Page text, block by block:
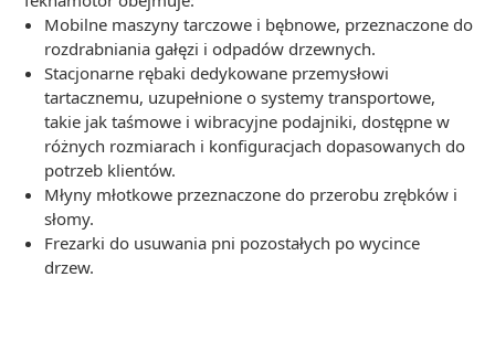
Mobilne maszyny tarczowe i bębnowe, przeznaczone do
rozdrabniania gałęzi i odpadów drzewnych.
Stacjonarne rębaki dedykowane przemysłowi
tartacznemu, uzupełnione o systemy transportowe,
takie jak taśmowe i wibracyjne podajniki, dostępne w
różnych rozmiarach i konfiguracjach dopasowanych do
potrzeb klientów.
Młyny młotkowe przeznaczone do przerobu zrębków i
słomy.
Frezarki do usuwania pni pozostałych po wycince
drzew.